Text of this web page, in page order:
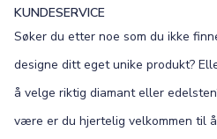
KUNDESERVICE
Søker du etter noe som du ikke
designe ditt eget unike produkt?
å velge riktig diamant eller
være er du hjertelig velkommen til å